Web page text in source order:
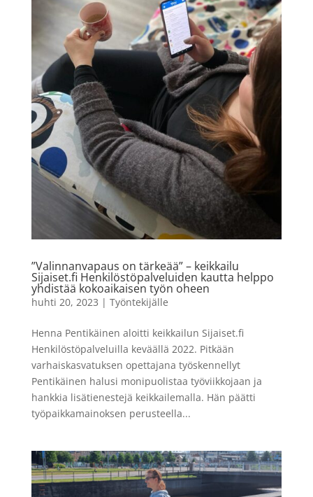
”Valinnanvapaus on tärkeää” – keikkailu
Sijaiset.fi Henkilöstöpalveluiden kautta helppo
yhdistää kokoaikaisen työn oheen
huhti 20, 2023 | Työntekijälle
Henna Pentikäinen aloitti keikkailun Sijaiset.fi
Henkilöstöpalveluilla keväällä 2022. Pitkään
varhaiskasvatuksen opettajana työskennellyt
Pentikäinen halusi monipuolistaa työviikkojaan ja
hankkia lisätienestejä keikkailemalla. Hän päätti
työpaikkamainoksen perusteella...